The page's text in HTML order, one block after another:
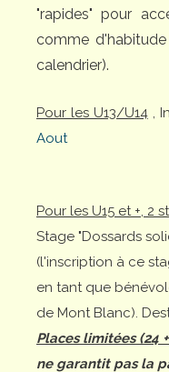
"rapides" pour
comme
calendrier).
Pour les U13/U14,
Aout
Pour les U15 et +, 2
Stage "Dossards
(l'inscription à ce
en tant que
de Mont Blanc).
Places limitées (24
ne garantit pas la